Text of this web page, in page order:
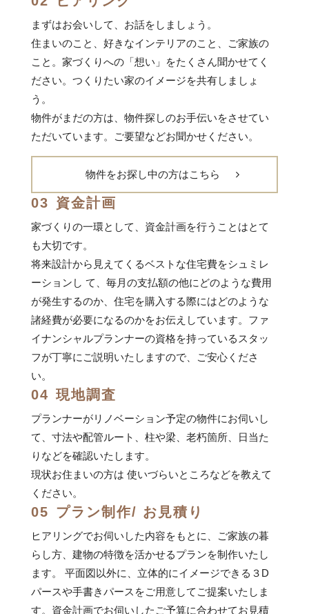
まずはお会いして、お話をしましょう。
住まいのこと、好きなインテリアのこと、ご家族の
こと。家づくりへの「想い」をたくさん聞かせてく
ださい。つくりたい家のイメージを共有しましょ
う。
物件がまだの方は、物件探しのお手伝いをさせてい
ただいています。ご要望などお聞かせください。
物件をお探し中の方はこちら
03 資金計画
家づくりの一環として、資金計画を行うことはとて
も大切です。
将来設計から見えてくるベストな住宅費をシュミレ
ーションし て、毎月の支払額の他にどのような費用
が発生するのか、住宅を購入する際にはどのような
諸経費が必要になるのかをお伝えしています。ファ
イナンシャルプランナーの資格を持っているスタッ
フが丁寧にご説明いたしますので、ご安心くださ
い。
04 現地調査
プランナーがリノベーション予定の物件にお伺いし
て、寸法や配管ルート、柱や梁、老朽箇所、日当た
りなどを確認いたします。
現状お住まいの方は 使いづらいところなどを教えて
ください。
05 プラン制作/ お見積り
ヒアリングでお伺いした内容をもとに、ご家族の暮
らし方、建物の特徴を活かせるプランを制作いたし
ます。 平面図以外に、立体的にイメージできる３D
パースや手書きパースをご用意してご提案いたしま
す。資金計画でお伺いしたご予算に合わせてお見積